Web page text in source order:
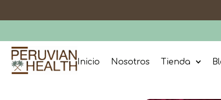
Inicio Nosotros Tienda